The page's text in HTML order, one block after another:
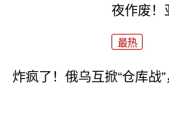
夜作废！
最热
炸疯了！俄乌互掀“仓库战